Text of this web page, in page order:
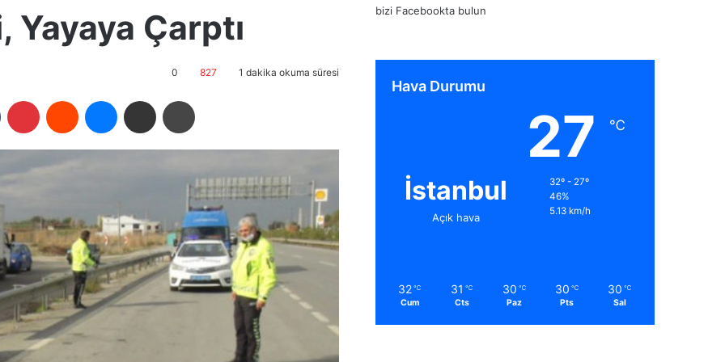
Çarptı
0 827 1 dakika okuma süresi
bizi Facebookta bulun
Hava Durumu
İstanbul
Açık hava
27 ℃
32º - 27º
46%
5.13 km/h
32 ℃
Cum
31 ℃
Cts
30 ℃
Paz
30 ℃
Pts
30 ℃
Sal